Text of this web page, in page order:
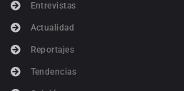
Entrevistas
Actualidad
Reportajes
Tendencias